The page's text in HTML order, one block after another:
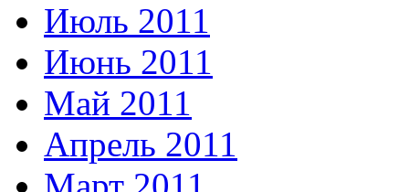
Июль 2011
Июнь 2011
Май 2011
Апрель 2011